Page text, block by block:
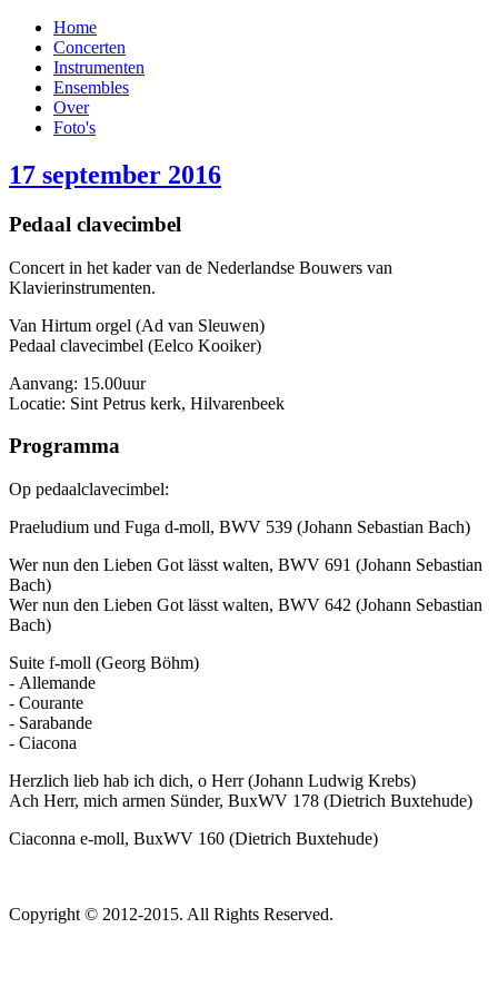
Home
Concerten
Instrumenten
Ensembles
Over
Foto's
17 september 2016
Pedaal clavecimbel
Concert in het kader van de Nederlandse Bouwers van
Klavierinstrumenten.
Van Hirtum orgel (Ad van Sleuwen)
Pedaal clavecimbel (Eelco Kooiker)
Aanvang: 15.00uur
Locatie: Sint Petrus kerk, Hilvarenbeek
Programma
Op pedaalclavecimbel:
Praeludium und Fuga d-moll, BWV 539 (Johann Sebastian Bach)
Wer nun den Lieben Got lässt walten, BWV 691 (Johann Sebastian
Bach)
Wer nun den Lieben Got lässt walten, BWV 642 (Johann Sebastian
Bach)
Suite f-moll (Georg Böhm)
- Allemande
- Courante
- Sarabande
- Ciacona
Herzlich lieb hab ich dich, o Herr (Johann Ludwig Krebs)
Ach Herr, mich armen Sünder, BuxWV 178 (Dietrich Buxtehude)
Ciaconna e-moll, BuxWV 160 (Dietrich Buxtehude)
Copyright © 2012-2015. All Rights Reserved.